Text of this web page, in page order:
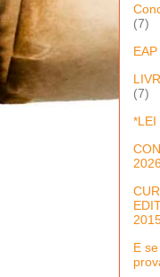
(7)
(7)
*LEI
2026
E